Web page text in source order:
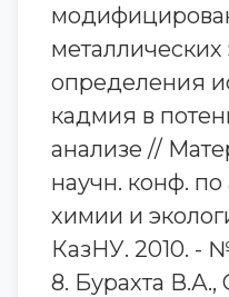
определения
кадмия в
анализе //
научн. конф.
химии и
КазНУ. 2010. -
8. Бурахта В.А.,